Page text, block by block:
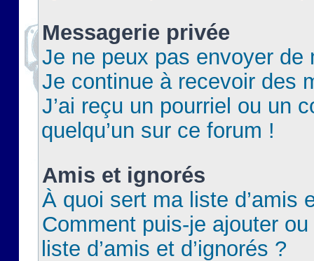
Messagerie privée
Je ne peux pas envoyer de
Je continue à recevoir des
J’ai reçu un pourriel ou un
quelqu’un sur ce forum !
Amis et ignorés
À quoi sert ma liste d’amis
Comment puis-je ajouter
liste d’amis et d’ignorés ?